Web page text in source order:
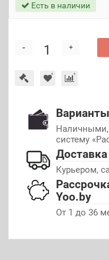
Есть в наличии
+
-
Наличными,
систему
Доставка
Курьером,
Yoo.by
От 1 до 36